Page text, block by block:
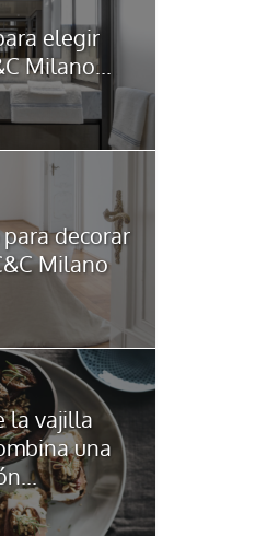
elegir
Milano...
decorar
Milano
la vajilla
una